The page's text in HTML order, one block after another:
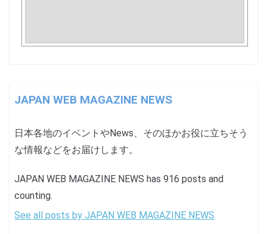
JAPAN WEB MAGAZINE NEWS
日本各地のイベントやNews、そのほかお役に立ちそう
な情報などをお届けします。
JAPAN WEB MAGAZINE NEWS has 916 posts and
counting.
See all posts by JAPAN WEB MAGAZINE NEWS